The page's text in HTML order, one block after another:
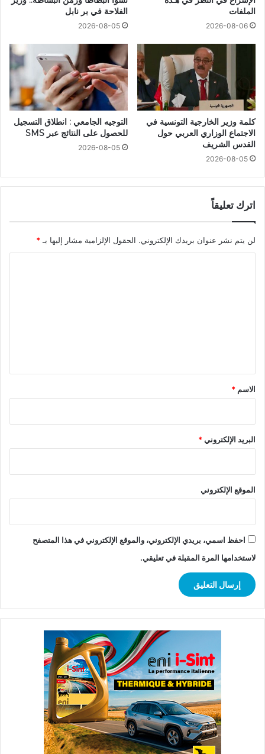
الملفات
2026-08-06
الفلاحة في بر نابل
2026-08-05
كلمة وزير الخارجية التونسية في
الاجتماع الوزاري العربي حول
القدس الشريف
2026-08-05
التوجيه الجامعي : انطلاق التسجيل
للحصول على النتائج عبر SMS
2026-08-05
اترك تعليقاً
لن يتم نشر عنوان بريدك الإلكتروني. الحقول الإلزامية مشار إليها بـ *
*
الاسم *
البريد الإلكتروني*
الموقع الإلكتروني
احفظ اسمي، بريدي الإلكتروني، والموقع الإلكتروني في هذا المتصفح
لاستخدامها المرة المقبلة في تعليقي.